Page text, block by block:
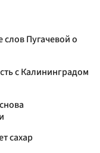
Пугачевой о
с Калининградом
сахар